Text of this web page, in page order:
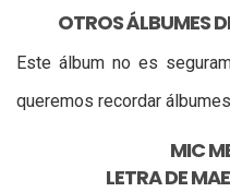
OTROS ÁLBUMES
Este álbum no es
queremos recordar
MIC
LETRA DE